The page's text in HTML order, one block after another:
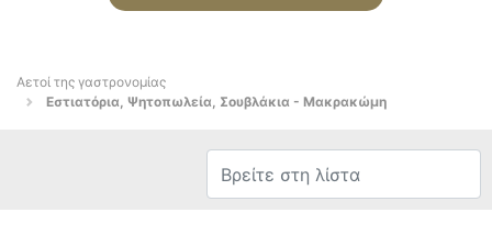
Αετοί της γαστρονομίας
Εστιατόρια, Ψητοπωλεία, Σουβλάκια - Μακρακώμη